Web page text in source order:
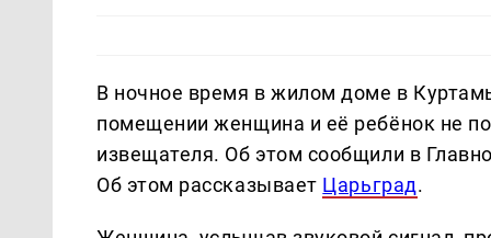
В ночное время в жилом доме в
помещении женщина и её ребёнок не
извещателя. Об этом сообщили в
Об этом рассказывает Царьград.